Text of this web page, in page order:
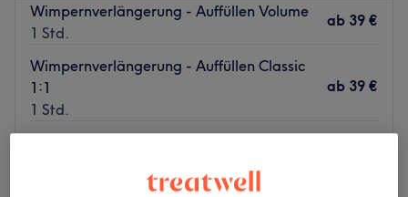
Wimpernverlängerung - Auffüllen Volume
1 Std.
ab 39 €
Wimpernverlängerung - Auffüllen Classic
1:1
1 Std.
ab 39 €
Schnellansicht Saloninfos